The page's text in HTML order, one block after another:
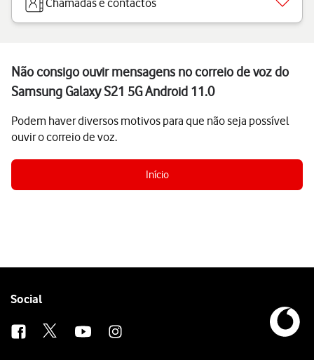
Chamadas e contactos
Não consigo ouvir mensagens no correio de voz do
Samsung Galaxy S21 5G Android 11.0
Podem haver diversos motivos para que não seja possível
ouvir o correio de voz.
Início
Follow
Social